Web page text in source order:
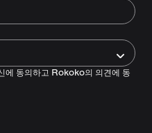
에 동의하고 Rokoko의 의견에 동